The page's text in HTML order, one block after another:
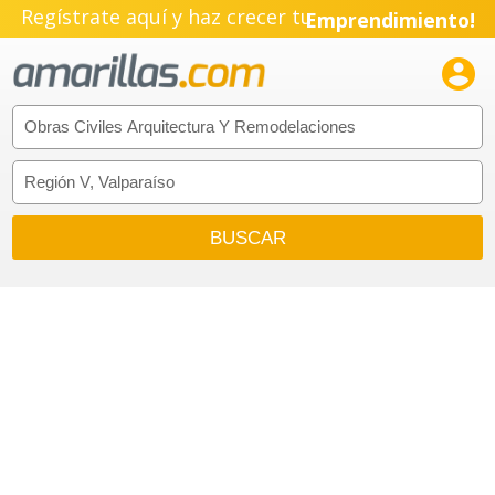
Regístrate aquí y haz crecer tuEmprendimiento!
